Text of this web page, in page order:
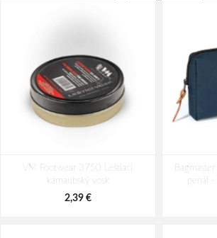
90,38 € 112,98 €
VM Footwear 3750 Leštiaci
karnaubský vosk
2,39 €
penál -